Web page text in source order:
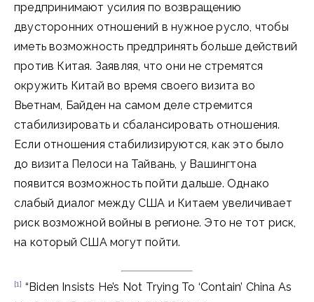
предпринимают усилия по возвращению
двусторонних отношений в нужное русло, чтобы
иметь возможность предпринять больше действий
против Китая. Заявляя, что они не стремятся
окружить Китай во время своего визита во
Вьетнам, Байден на самом деле стремится
стабилизировать и сбалансировать отношения.
Если отношения стабилизируются, как это было
до визита Пелоси на Тайвань, у Вашингтона
появится возможность пойти дальше. Однако
слабый диалог между США и Китаем увеличивает
риск возможной войны в регионе. Это не тот риск,
на который США могут пойти.
[1] “Biden Insists He’s Not Trying To ‘Contain’ China As